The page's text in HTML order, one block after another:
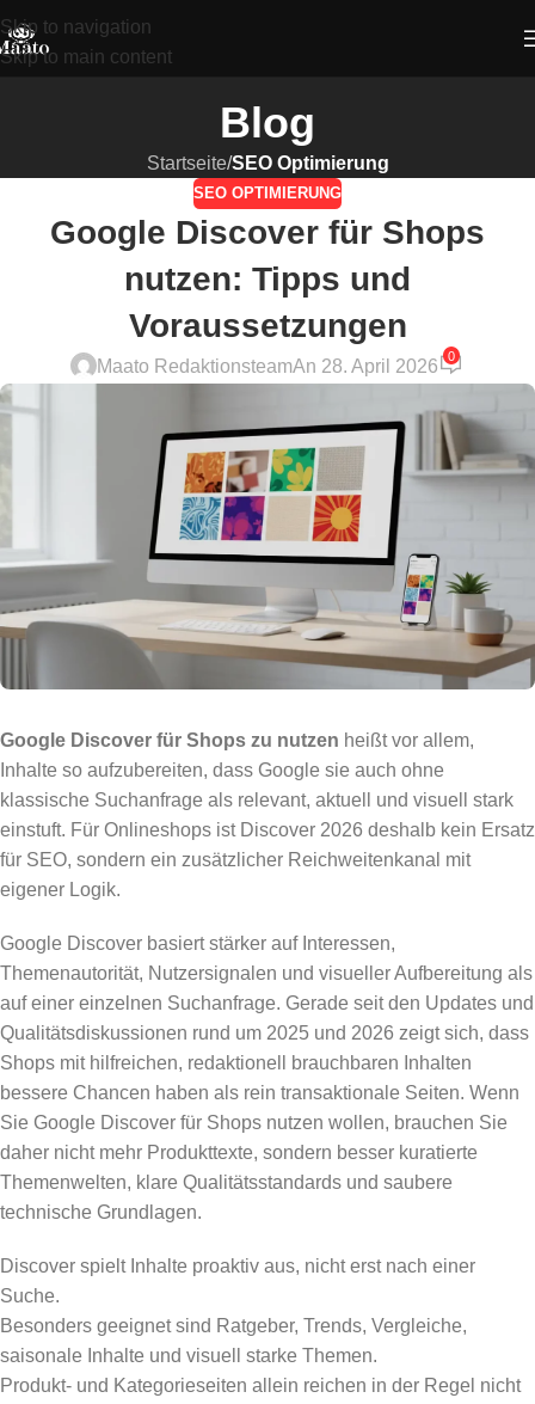
Skip to navigation
Skip to main content
Blog
Startseite/SEO Optimierung
SEO OPTIMIERUNG
Google Discover für Shops
nutzen: Tipps und
Voraussetzungen
Maato RedaktionsteamAn 28. April 2026
0
Google Discover für Shops zu nutzen heißt vor allem,
Inhalte so aufzubereiten, dass Google sie auch ohne
klassische Suchanfrage als relevant, aktuell und visuell stark
einstuft. Für Onlineshops ist Discover 2026 deshalb kein Ersatz
für SEO, sondern ein zusätzlicher Reichweitenkanal mit
eigener Logik.
Google Discover basiert stärker auf Interessen,
Themenautorität, Nutzersignalen und visueller Aufbereitung als
auf einer einzelnen Suchanfrage. Gerade seit den Updates und
Qualitätsdiskussionen rund um 2025 und 2026 zeigt sich, dass
Shops mit hilfreichen, redaktionell brauchbaren Inhalten
bessere Chancen haben als rein transaktionale Seiten. Wenn
Sie Google Discover für Shops nutzen wollen, brauchen Sie
daher nicht mehr Produkttexte, sondern besser kuratierte
Themenwelten, klare Qualitätsstandards und saubere
technische Grundlagen.
Discover spielt Inhalte proaktiv aus, nicht erst nach einer
Suche.
Besonders geeignet sind Ratgeber, Trends, Vergleiche,
saisonale Inhalte und visuell starke Themen.
Produkt- und Kategorieseiten allein reichen in der Regel nicht